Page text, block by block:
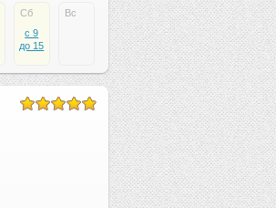
Сб
c 9
до 15
Вс